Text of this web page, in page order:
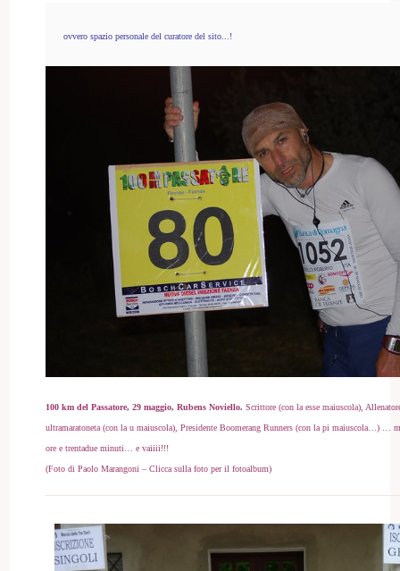
ovvero spazio personale del curatore del sito...!
100 km del Passatore, 29 maggio, Rubens Noviello.Scrittore (con la esse maiuscola),
ultramaratoneta (con la u maiuscola), Presidente Boomerang Runners (con la pi maiuscola…) …
ore e trentadue minuti… e vaiiii!!!
(Foto di Paolo Marangoni – Clicca sulla foto per il fotoalbum)